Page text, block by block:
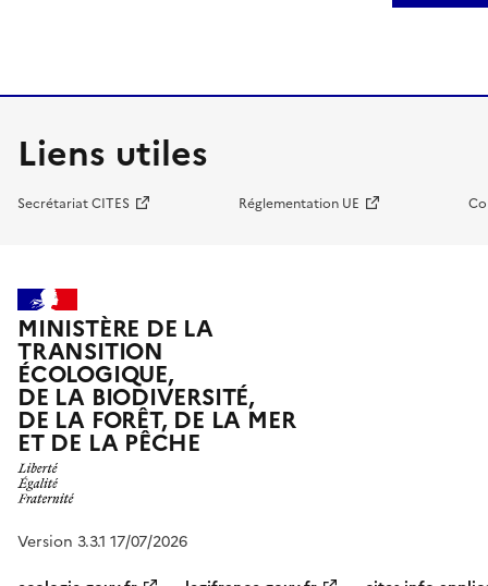
Liens utiles
Secrétariat CITES Réglementation UE
MINISTÈRE DE LA
TRANSITION
ÉCOLOGIQUE,
DE LA BIODIVERSITÉ,
DE LA FORÊT, DE LA MER
ET DE LA PÊCHE
Version 3.3.1 17/07/2026